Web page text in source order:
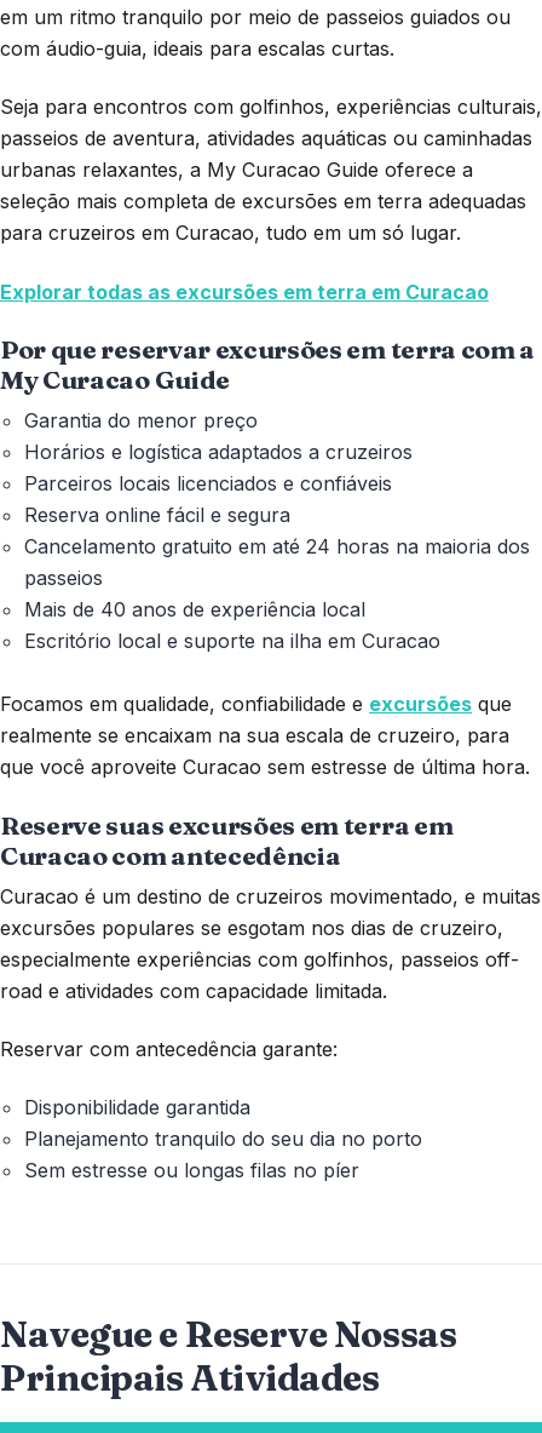
em um ritmo tranquilo por meio de passeios guiados ou
com áudio-guia, ideais para escalas curtas.
Seja para encontros com golfinhos, experiências culturais,
passeios de aventura, atividades aquáticas ou caminhadas
urbanas relaxantes, a My Curacao Guide oferece a
seleção mais completa de excursões em terra adequadas
para cruzeiros em Curacao, tudo em um só lugar.
Explorar todas as excursões em terra em Curacao
Por que reservar excursões em terra com a
My Curacao Guide
Garantia do menor preço
Horários e logística adaptados a cruzeiros
Parceiros locais licenciados e confiáveis
Reserva online fácil e segura
Cancelamento gratuito em até 24 horas na maioria dos
passeios
Mais de 40 anos de experiência local
Escritório local e suporte na ilha em Curacao
Focamos em qualidade, confiabilidade e excursões que
realmente se encaixam na sua escala de cruzeiro, para
que você aproveite Curacao sem estresse de última hora.
Reserve suas excursões em terra em
Curacao com antecedência
Curacao é um destino de cruzeiros movimentado, e muitas
excursões populares se esgotam nos dias de cruzeiro,
especialmente experiências com golfinhos, passeios off-
road e atividades com capacidade limitada.
Reservar com antecedência garante:
Disponibilidade garantida
Planejamento tranquilo do seu dia no porto
Sem estresse ou longas filas no píer
Navegue e Reserve Nossas
Principais Atividades